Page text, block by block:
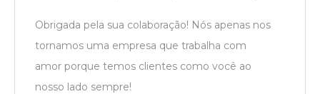
Obrigada pela sua colaboração! Nós apenas nos
tornamos uma empresa que trabalha com
amor porque temos clientes como você ao
nosso lado sempre!